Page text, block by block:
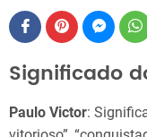
Significado
Paulo Victor: